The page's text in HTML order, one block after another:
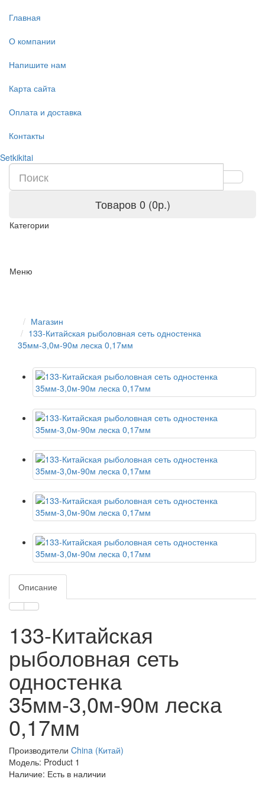
Главная
О компании
Напишите нам
Карта сайта
Оплата и доставка
Контакты
Setkikitai
Товаров 0 (0р.)
Категории
Меню
Магазин
133-Китайская рыболовная сеть одностенка
35мм-3,0м-90м леска 0,17мм
Описание
133-Китайская
рыболовная сеть
одностенка
35мм-3,0м-90м леска
0,17мм
Производители China (Китай)
Модель: Product 1
Наличие: Есть в наличии